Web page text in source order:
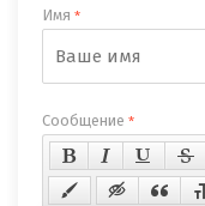
Имя *
Сообщение *